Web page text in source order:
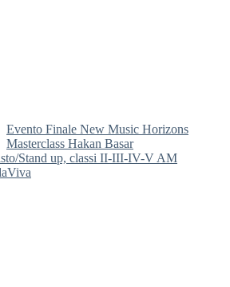
Evento Finale New Music Horizons
Masterclass Hakan Basar
Stand up, classi II-III-IV-V AM